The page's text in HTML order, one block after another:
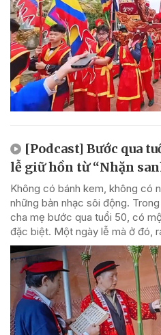
[Podcast] Bước qua
lễ giữ hồn từ “Nhặn
Không có bánh kem, không có
những bản nhạc sôi động.
cha mẹ bước qua tuổi 50, có
đặc biệt. Một ngày lễ mà ở đó,